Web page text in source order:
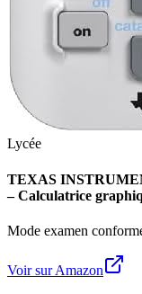
Lycée
TEXAS
– Calculatrice
Mode examen
Voir sur Amazon